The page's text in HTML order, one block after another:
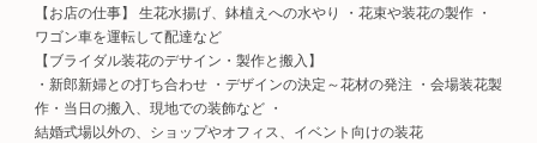
【お店の仕事】 生花水揚げ、鉢植えへの水やり ・花束や装花の製作 ・
ワゴン車を運転して配達など
【ブライダル装花のデサイン・製作と搬入】
・新郎新婦との打ち合わせ ・デザインの決定～花材の発注 ・会場装花製
作・当日の搬入、現地での装飾など ・
結婚式場以外の、ショップやオフィス、イベント向けの装花